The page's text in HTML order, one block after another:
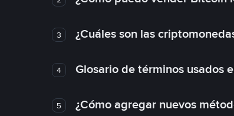
3 ¿Cuáles son las
4 Glosario de términos usados
5 ¿Cómo agregar nuevos